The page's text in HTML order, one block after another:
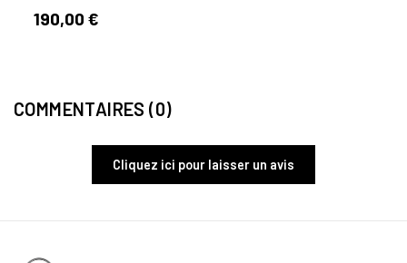
190,00 €
COMMENTAIRES (0)
Cliquez ici pour laisser un avis